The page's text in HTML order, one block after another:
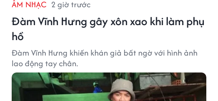
ÂM NHẠC 2 giờ trước
Đàm Vĩnh Hưng gây xôn xao khi làm phụ
hồ
Đàm Vĩnh Hưng khiến khán giả bất ngờ với hình ảnh
lao động tay chân.